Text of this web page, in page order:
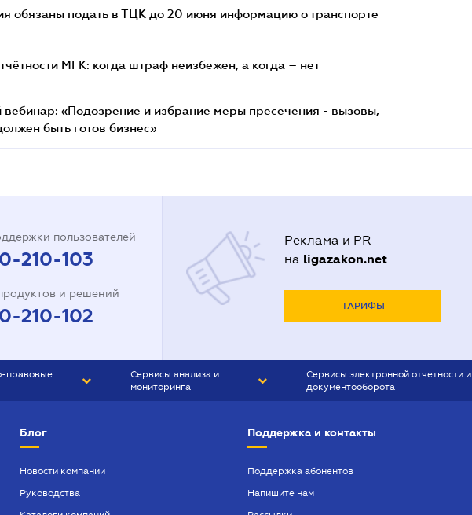
обязаны подать в ТЦК до 20 июня информацию о транспорте
МГК: когда штраф неизбежен, а когда – нет
вебинар: «Подозрение и избрание меры пресечения - вызовы,
быть готов бизнес»
пользователей
210-103
и решений
210-102
Реклама и PR
на ligazakon.net
ТАРИФЫ
правовые
Сервисы анализа и
мониторинга
Сервисы электронной отчетности и
документооборота
Блог
Новости компании
Руководства
Поддержка и контакты
Поддержка абонентов
Напишите нам